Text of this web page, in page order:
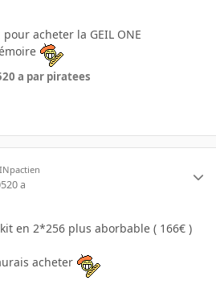
acheter la GEIL ONE
20 a par piratees
INpactien
20 a
en 2*256 plus aborbable ( 166€ )
acheter